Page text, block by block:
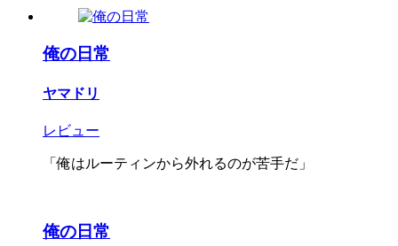
俺の日常
ヤマドリ
レビュー
「俺はルーティンから外れるのが苦手だ」
俺の日常